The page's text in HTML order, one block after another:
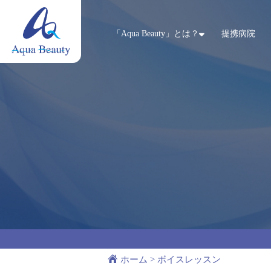
「Aqua Beauty」とは？ 提携病院
ホーム > ボイスレッスン